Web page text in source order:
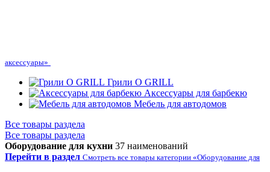
аксессуары»
Грили O GRILL
Аксессуары для барбекю
Мебель для автодомов
Все товары раздела
Все товары раздела
Оборудование для кухни 37 наименований
Перейти в раздел Смотреть все товары категории «Оборудование для